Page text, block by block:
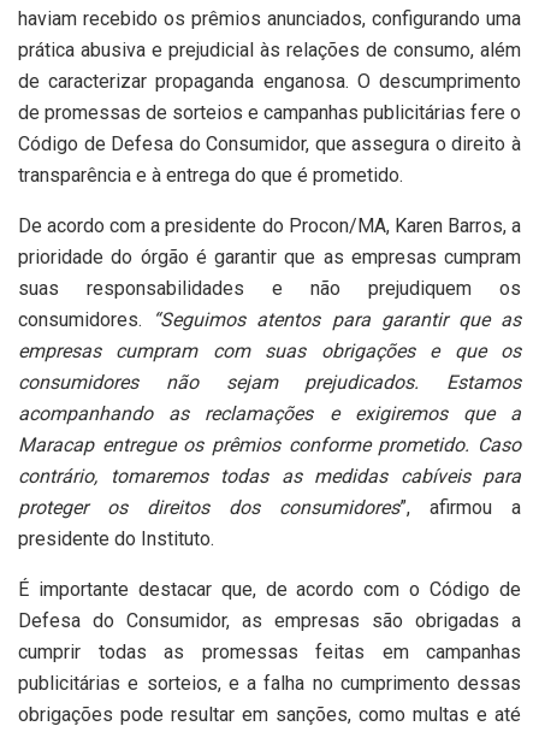
haviam recebido os prêmios anunciados, configurando uma
prática abusiva e prejudicial às relações de consumo, além
de caracterizar propaganda enganosa. O descumprimento
de promessas de sorteios e campanhas publicitárias fere o
Código de Defesa do Consumidor, que assegura o direito à
transparência e à entrega do que é prometido.
De acordo com a presidente do Procon/MA, Karen Barros, a
prioridade do órgão é garantir que as empresas cumpram
suas responsabilidades e não prejudiquem os
consumidores.
“Seguimos atentos para garantir que as
empresas cumpram com suas obrigações e que os
consumidores não sejam prejudicados. Estamos
acompanhando as reclamações e exigiremos que a
Maracap entregue os prêmios conforme prometido. Caso
contrário, tomaremos todas as medidas cabíveis para
proteger os direitos dos consumidores”, afirmou a
presidente do Instituto.
É importante destacar que, de acordo com o Código de
Defesa do Consumidor, as empresas são obrigadas a
cumprir todas as promessas feitas em campanhas
publicitárias e sorteios, e a falha no cumprimento dessas
obrigações pode resultar em sanções, como multas e até